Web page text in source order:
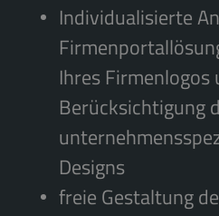
Individualisierte
Ihres Firmenlogos
Berücksichtigung
Designs
freie Gestaltung